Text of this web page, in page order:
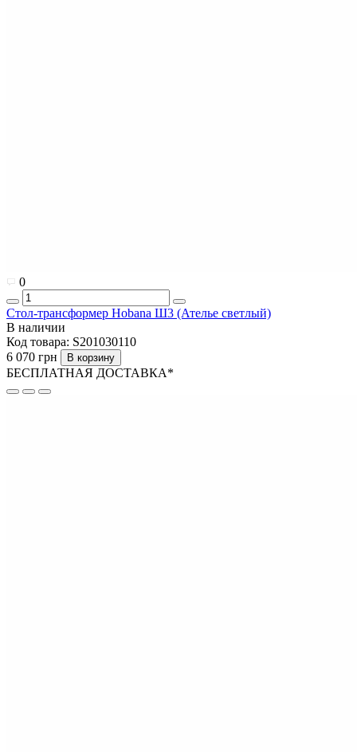
0
Стол-трансформер Hobana Ш3 (Ателье светлый)
В наличии
Код товара: S201030110
6 070 грн
В корзину
БЕСПЛАТНАЯ ДОСТАВКА*